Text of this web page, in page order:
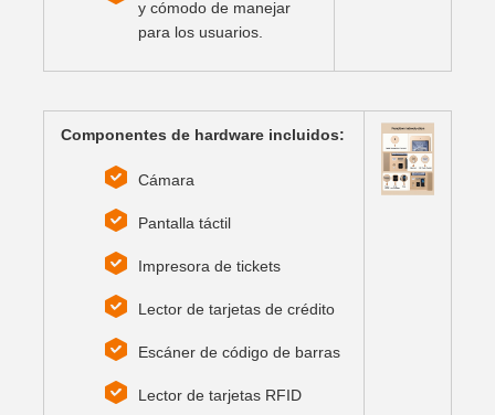
y cómodo de manejar
para los usuarios.
Componentes de hardware incluidos:
Cámara
Pantalla táctil
Impresora de tickets
Lector de tarjetas de crédito
Escáner de código de barras
Lector de tarjetas RFID